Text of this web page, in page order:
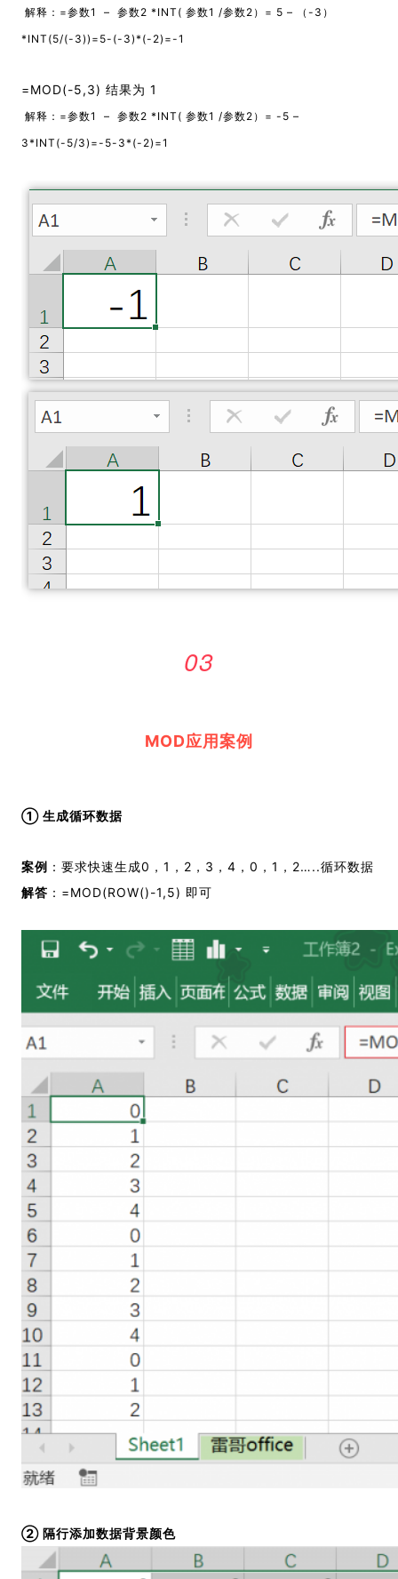
解释：=参数1 – 参数2 *INT( 参数1 /参数2）= 5 – （-3）
*INT(5/(-3))=5-(-3)*(-2)=-1
=MOD(-5,3) 结果为 1
解释：=参数1 – 参数2 *INT( 参数1 /参数2）= -5 –
3*INT(-5/3)=-5-3*(-2)=1
03
MOD应用案例
① 生成循环数据
案例 ：要求快速生成0，1，2，3，4，0，1，2…..循环数据
解答 ：=MOD(ROW()-1,5) 即可
② 隔行添加数据背景颜色